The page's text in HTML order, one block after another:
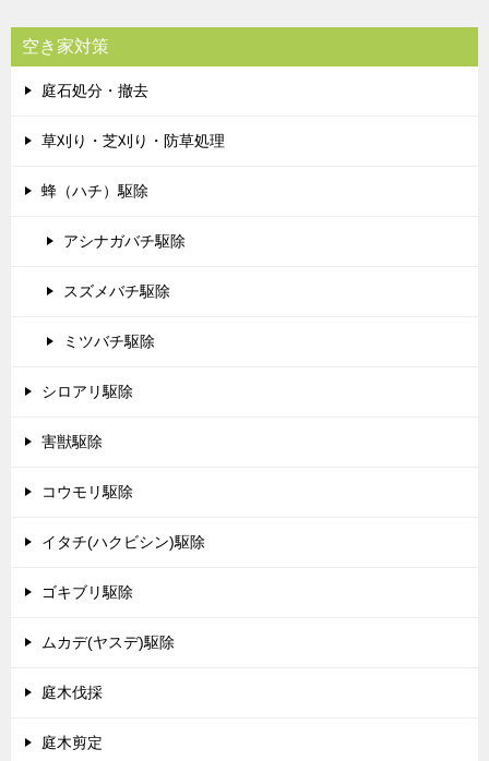
空き家対策
庭石処分・撤去
草刈り・芝刈り・防草処理
蜂（ハチ）駆除
アシナガバチ駆除
スズメバチ駆除
ミツバチ駆除
シロアリ駆除
害獣駆除
コウモリ駆除
イタチ(ハクビシン)駆除
ゴキブリ駆除
ムカデ(ヤスデ)駆除
庭木伐採
庭木剪定